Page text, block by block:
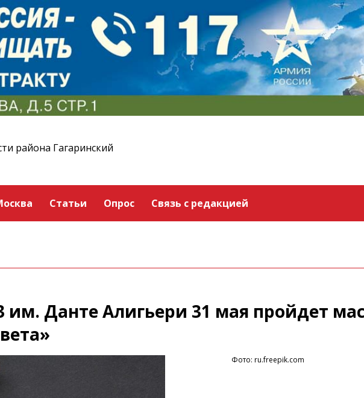
района Гагаринский
Статьи Опрос Связь с редакцией
им. Данте Алигьери 31 мая пройдет
Фото: ru.freepik.com